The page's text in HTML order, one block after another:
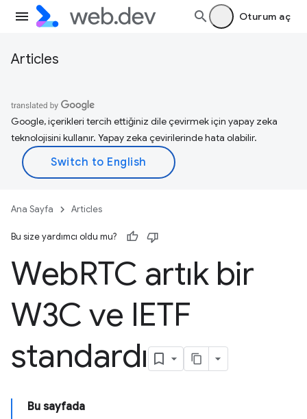
Oturum aç
Articles
Google, içerikleri tercih ettiğiniz dile çevirmek için yapay zeka
teknolojisini kullanır. Yapay zeka çevirilerinde hata olabilir.
Ana Sayfa Articles
Bu size yardımcı oldu mu?
WebRTC artık bir
W3C ve IETF
standardı
Bu sayfada